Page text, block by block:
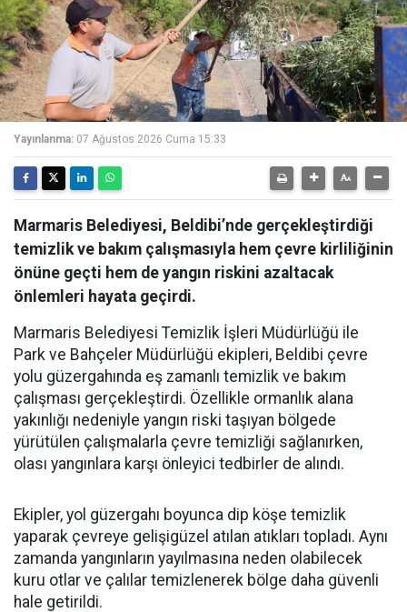
Yayınlanma: 07 Ağustos 2026 Cuma 15:33
Marmaris Belediyesi, Beldibi’nde gerçekleştirdiği
temizlik ve bakım çalışmasıyla hem çevre kirliliğinin
önüne geçti hem de yangın riskini azaltacak
önlemleri hayata geçirdi.
Marmaris Belediyesi Temizlik İşleri Müdürlüğü ile
Park ve Bahçeler Müdürlüğü ekipleri, Beldibi çevre
yolu güzergahında eş zamanlı temizlik ve bakım
çalışması gerçekleştirdi. Özellikle ormanlık alana
yakınlığı nedeniyle yangın riski taşıyan bölgede
yürütülen çalışmalarla çevre temizliği sağlanırken,
olası yangınlara karşı önleyici tedbirler de alındı.
Ekipler, yol güzergahı boyunca dip köşe temizlik
yaparak çevreye gelişigüzel atılan atıkları topladı. Aynı
zamanda yangınların yayılmasına neden olabilecek
kuru otlar ve çalılar temizlenerek bölge daha güvenli
hale getirildi.